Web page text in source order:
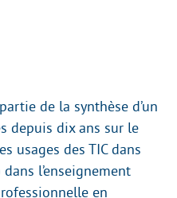
de la synthèse d’un
depuis dix ans sur le
usages des TIC dans
l’enseignement
en